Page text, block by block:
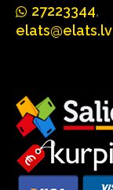
27223344,
elats@elats.lv